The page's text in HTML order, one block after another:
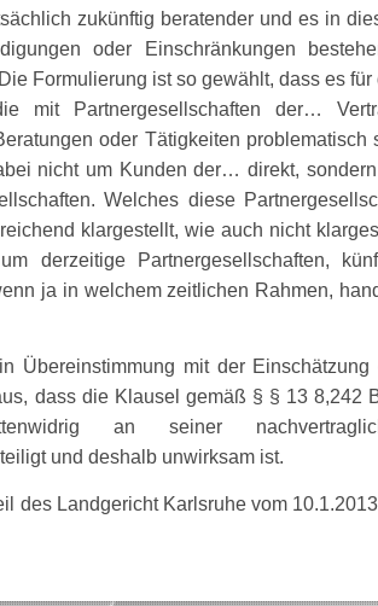
zukünftig beratender und es in
oder Einschränkungen
Formulierung ist so gewählt, dass es für
mit Partnergesellschaften der…
oder Tätigkeiten problematisch
nicht um Kunden der… direkt,
Welches diese
klargestellt, wie auch nicht
derzeitige Partnergesellschaften,
ja in welchem zeitlichen Rahmen,
Übereinstimmung mit der Einschätzung
dass die Klausel gemäß § § 13 8,242
an seiner
und deshalb unwirksam ist.
des Landgericht Karlsruhe vom